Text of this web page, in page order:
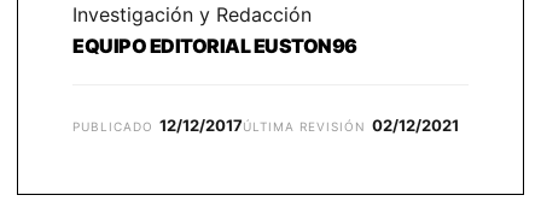
Investigación y Redacción
EQUIPO EDITORIAL EUSTON96
PUBLICADO 12/12/2017ÚLTIMA REVISIÓN 02/12/2021